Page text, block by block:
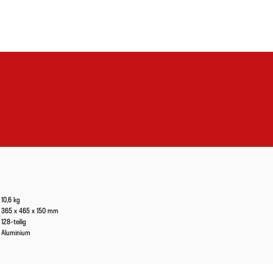
10,6 kg
365 x 465 x 150 mm
128-teilig
Aluminium